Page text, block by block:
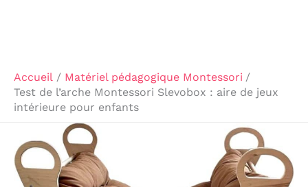
Accueil
Matériel pédagogique Montessori
Test de l’arche Montessori Slevobox : aire de jeux
intérieure pour enfants